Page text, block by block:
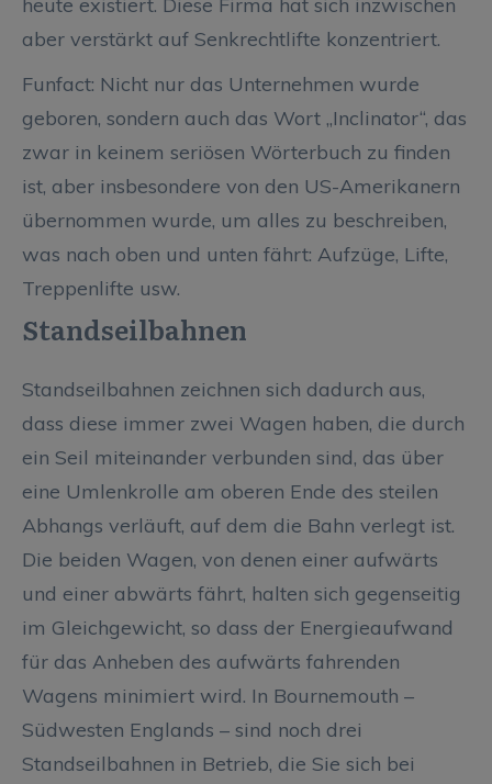
aber verstärkt auf Senkrechtlifte konzentriert.
Funfact: Nicht nur das Unternehmen wurde
geboren, sondern auch das Wort „Inclinator“, das
zwar in keinem seriösen Wörterbuch zu finden
ist, aber insbesondere von den US-Amerikanern
übernommen wurde, um alles zu beschreiben,
was nach oben und unten fährt: Aufzüge, Lifte,
Treppenlifte usw.
Standseilbahnen
Standseilbahnen zeichnen sich dadurch aus,
dass diese immer zwei Wagen haben, die durch
ein Seil miteinander verbunden sind, das über
eine Umlenkrolle am oberen Ende des steilen
Abhangs verläuft, auf dem die Bahn verlegt ist.
Die beiden Wagen, von denen einer aufwärts
und einer abwärts fährt, halten sich gegenseitig
im Gleichgewicht, so dass der Energieaufwand
für das Anheben des aufwärts fahrenden
Wagens minimiert wird. In Bournemouth –
Südwesten Englands – sind noch drei
Standseilbahnen in Betrieb, die Sie sich bei